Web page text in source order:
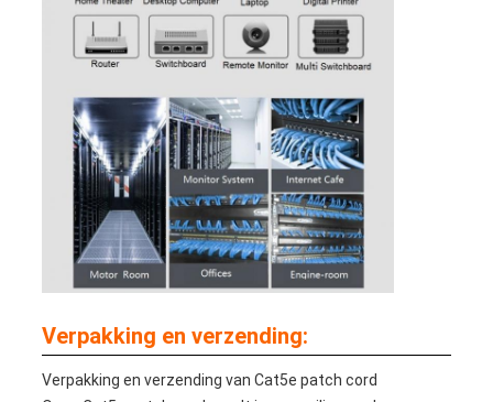
Verpakking en verzending:
Verpakking en verzending van Cat5e patch cord